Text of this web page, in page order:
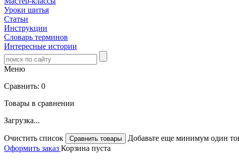
Уроки шитья
Статьи
Инструкции
Словарь терминов
Интересные истории
Меню
Сравнить: 0
Товары в сравнении
Загрузка...
Очистить список
Добавьте еще минимум один
Оформить заказ Корзина пуста